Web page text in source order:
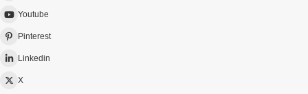
Youtube
Pinterest
Linkedin
X